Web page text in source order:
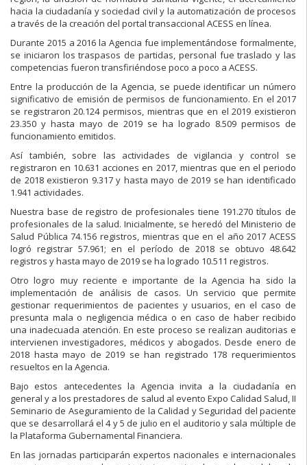
hacia la ciudadanía y sociedad civil y la automatización de procesos
a través de la creación del portal transaccional ACESS en línea.
Durante 2015 a 2016 la Agencia fue implementándose formalmente,
se iniciaron los traspasos de partidas, personal fue traslado y las
competencias fueron transfiriéndose poco a poco a ACESS.
Entre la producción de la Agencia, se puede identificar un número
significativo de emisión de permisos de funcionamiento. En el 2017
se registraron 20.124 permisos, mientras que en el 2019 existieron
23.350 y hasta mayo de 2019 se ha logrado 8.509 permisos de
funcionamiento emitidos.
Así también, sobre las actividades de vigilancia y control se
registraron en 10.631 acciones en 2017, mientras que en el periodo
de 2018 existieron 9.317 y hasta mayo de 2019 se han identificado
1.941 actividades.
Nuestra base de registro de profesionales tiene 191.270 títulos de
profesionales de la salud. Inicialmente, se heredó del Ministerio de
Salud Pública 74.156 registros, mientras que en el año 2017 ACESS
logró registrar 57.961; en el período de 2018 se obtuvo 48.642
registros y hasta mayo de 2019 se ha logrado 10.511 registros.
Otro logro muy reciente e importante de la Agencia ha sido la
implementación de análisis de casos. Un servicio que permite
gestionar requerimientos de pacientes y usuarios, en el caso de
presunta mala o negligencia médica o en caso de haber recibido
una inadecuada atención. En este proceso se realizan auditorias e
intervienen investigadores, médicos y abogados. Desde enero de
2018 hasta mayo de 2019 se han registrado 178 requerimientos
resueltos en la Agencia.
Bajo estos antecedentes la Agencia invita a la ciudadanía en
general y a los prestadores de salud al evento Expo Calidad Salud, II
Seminario de Aseguramiento de la Calidad y Seguridad del paciente
que se desarrollará el 4 y 5 de julio en el auditorio y sala múltiple de
la Plataforma Gubernamental Financiera.
En las jornadas participarán expertos nacionales e internacionales